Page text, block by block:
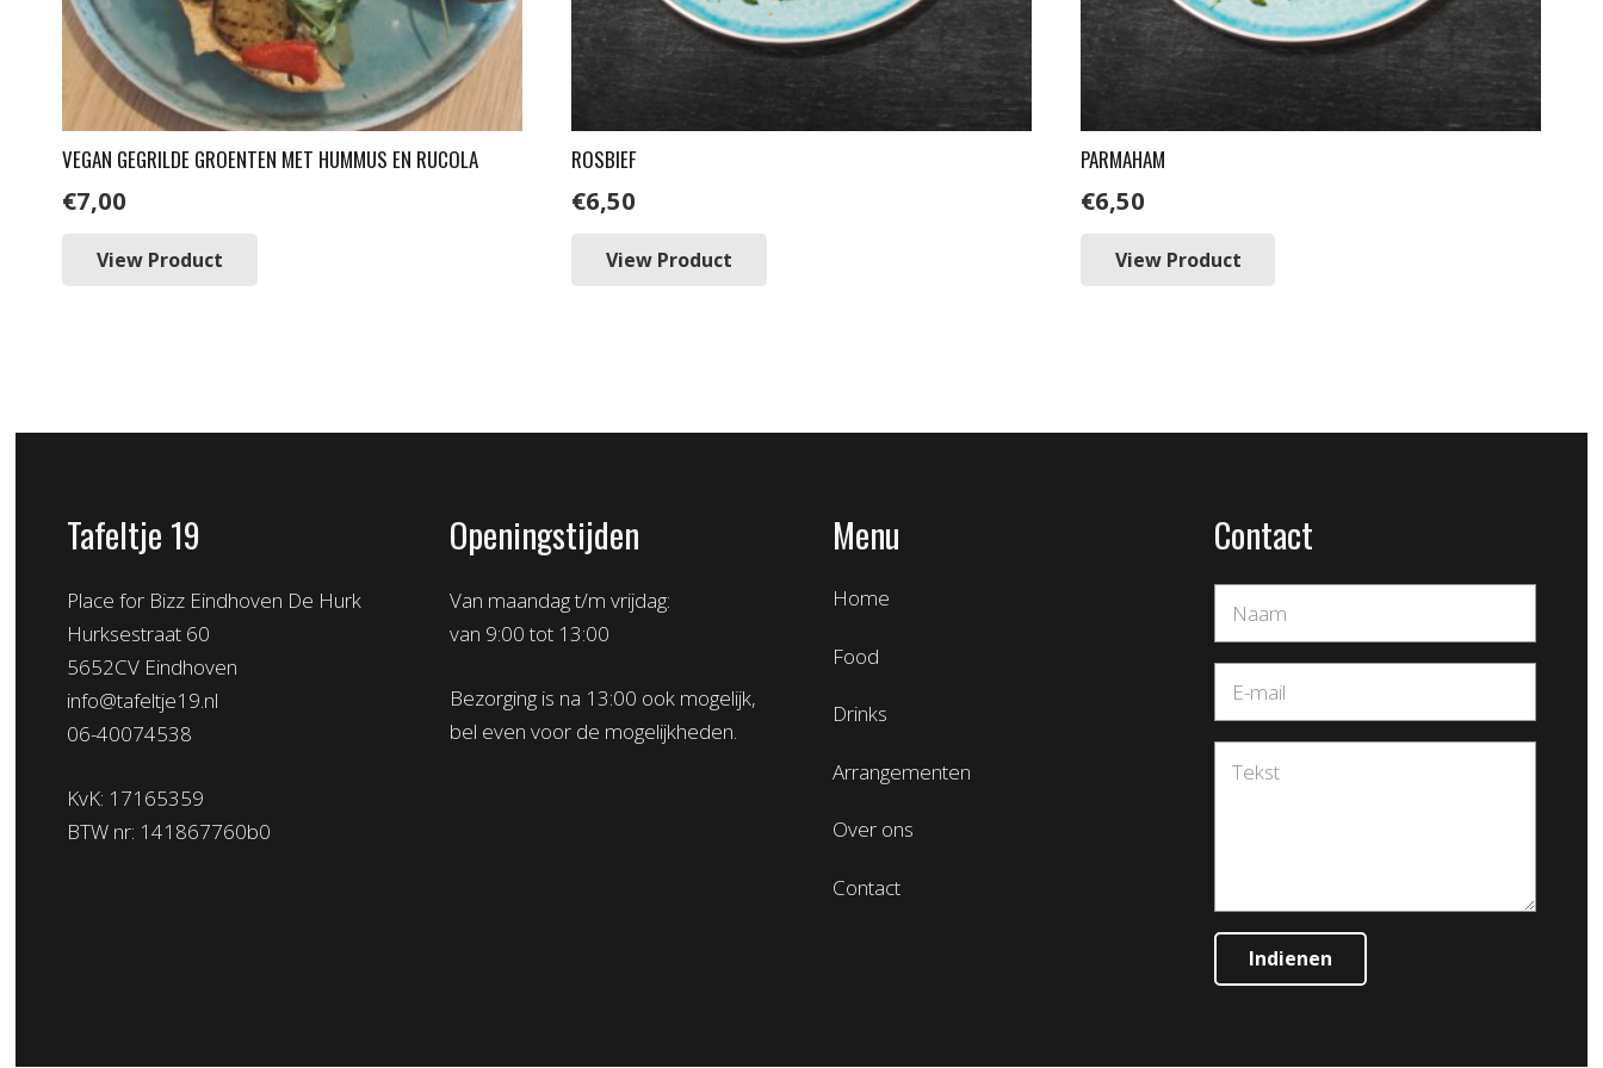
VEGAN GEGRILDE GROENTEN MET HUMMUS EN RUCOLA
€7,00
View Product
ROSBIEF
€6,50
View Product
PARMAHAM
€6,50
View Product
Tafeltje 19
Place for Bizz Eindhoven De Hurk
Hurksestraat 60
5652CV Eindhoven
info@tafeltje19.nl
06-40074538
KvK: 17165359
BTW nr: 141867760b0
Openingstijden
Van maandag t/m vrijdag:
van 9:00 tot 13:00
Bezorging is na 13:00 ook mogelijk,
bel even voor de mogelijkheden.
Menu
Home
Food
Drinks
Arrangementen
Over ons
Contact
Contact
Indienen